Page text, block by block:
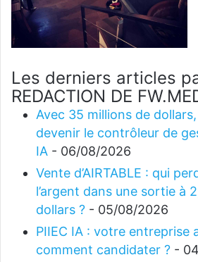
Les derniers articles
REDACTION DE
Avec 35 millions de
devenir le contrôleur de
IA - 06/08/2026
Vente d’AIRTABLE : qui
l’argent dans une sortie à
dollars ? - 05/08/2026
PIIEC IA : votre entreprise
comment candidater ? -